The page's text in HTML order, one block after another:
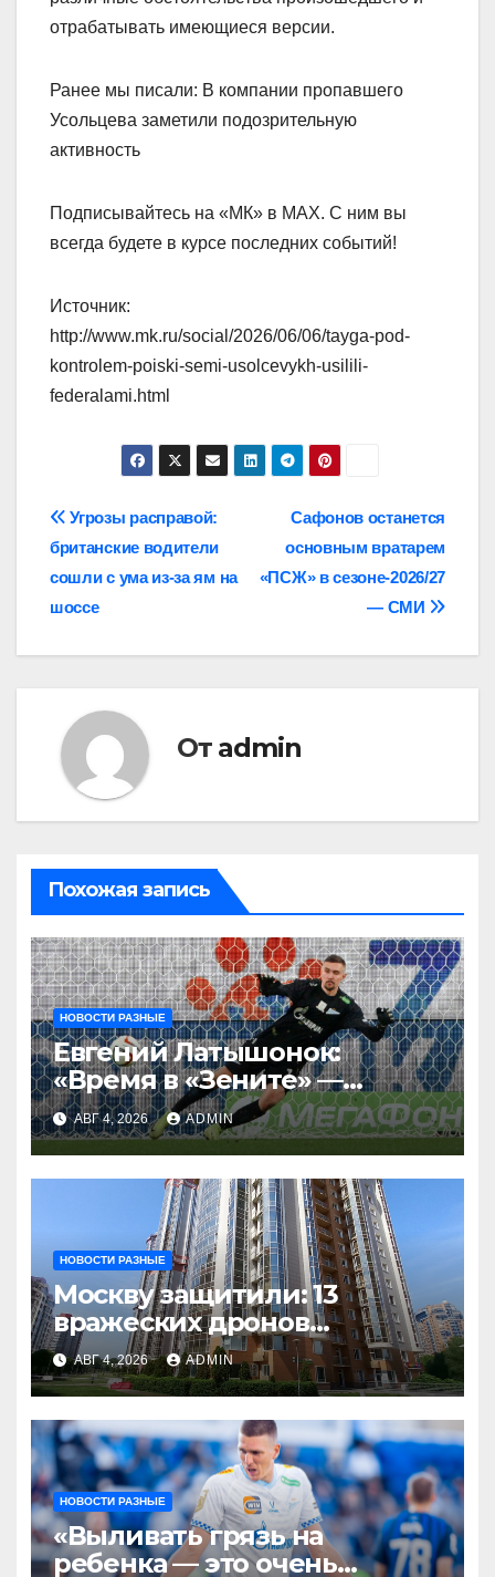
отрабатывать имеющиеся версии.
Ранее мы писали: В компании пропавшего
Усольцева заметили подозрительную
активность
Подписывайтесь на «МК» в MAX. С ним вы
всегда будете в курсе последних событий!
Источник:
http://www.mk.ru/social/2026/06/06/tayga-pod-
kontrolem-poiski-semi-usolcevykh-usilili-
federalami.html
Навигация
по
записям
Сафонов останется
основным вратарем
«ПСЖ» в сезоне‑2026/27
— СМИ
Угрозы расправой:
британские водители
сошли с ума из-за ям на
шоссе
От admin
Похожая запись
НОВОСТИ РАЗНЫЕ
Евгений Латышонок:
«Время в «Зените» —
отличный опыт, я
благодарен
Санкт‑Петербургу»
АВГ 4, 2026 ADMIN
НОВОСТИ РАЗНЫЕ
Москву защитили: 13
вражеских дронов
уничтожены за день
АВГ 4, 2026 ADMIN
НОВОСТИ РАЗНЫЕ
«Выливать грязь на
ребенка — это очень